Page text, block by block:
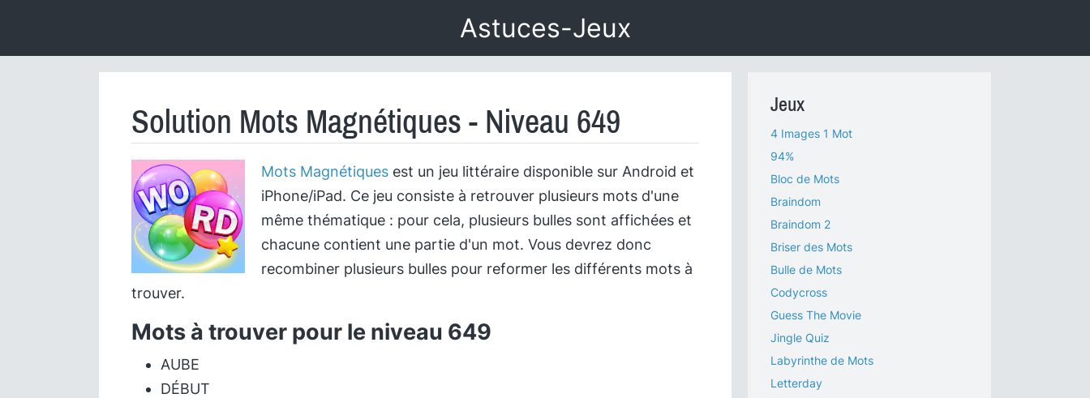
Astuces-Jeux
Solution Mots Magnétiques - Niveau 649
Mots Magnétiques est un jeu littéraire disponible sur Android et
iPhone/iPad. Ce jeu consiste à retrouver plusieurs mots d'une
même thématique : pour cela, plusieurs bulles sont affichées et
chacune contient une partie d'un mot. Vous devrez donc
recombiner plusieurs bulles pour reformer les différents mots à
trouver.
Mots à trouver pour le niveau 649
AUBE
DÉBUT
Jeux
4 Images 1 Mot
94%
Bloc de Mots
Braindom
Braindom 2
Briser des Mots
Bulle de Mots
Codycross
Guess The Movie
Jingle Quiz
Labyrinthe de Mots
Letterday